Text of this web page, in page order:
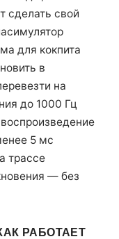
сделать свой
для кокпита
в
на
до 1000 Гц
5 мс
трассе
— без
РАБОТАЕТ